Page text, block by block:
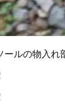
ルの物入れ